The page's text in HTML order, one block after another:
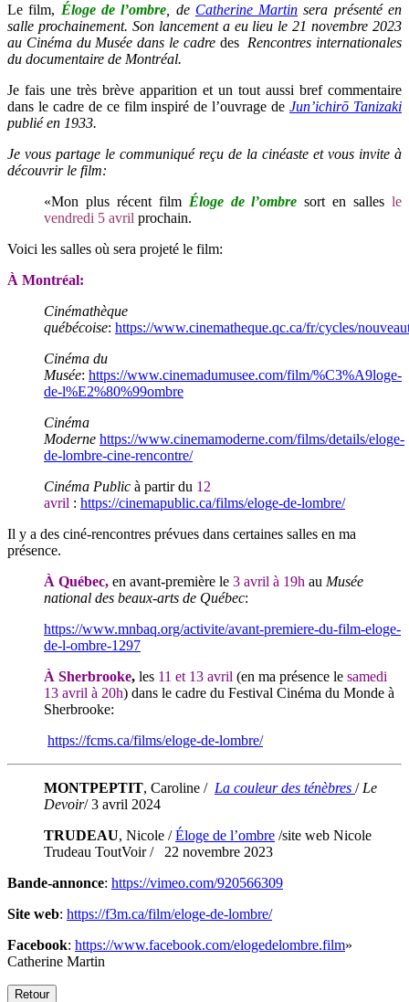
Le film, Éloge de l’ombre , de Catherine Martin sera présenté en
salle prochainement. Son lancement a eu lieu le 21 novembre 2023
au Cinéma du Musée dans le cadre des Rencontres internationales
du documentaire de Montréal.
Je fais une très brève apparition et un tout aussi bref commentaire
dans le cadre de ce film inspiré de l’ouvrage deJun’ichirō Tanizaki
publié en 1933.
Je vous partage le communiqué reçu de la cinéaste et vous invite à
découvrir le film:
«Mon plus récent film Éloge de l’ombre sort en sallesle
vendredi 5 avril prochain.
Voici les salles où sera projeté le film:
À Montréal:
Cinémathèque
québécoise: https://www.cinematheque.qc.ca/fr/cycles/
Cinéma du
Musée: https://www.cinemadumusee.com/film/%C3%A9loge-
de-l%E2%80%99ombre
Cinéma
Moderne https://www.cinemamoderne.com/films/details/eloge-
de-lombre-cine-rencontre/
Cinéma Public à partir du 12
avril : https://cinemapublic.ca/films/eloge-de-lombre/
Il y a des ciné-rencontres prévues dans certaines salles en ma
présence.
À Québec, en avant-première le 3 avril à 19h au Musée
national des beaux-arts de Québec:
https://www.mnbaq.org/activite/avant-premiere-du-film-eloge-
de-l-ombre-1297
À Sherbrooke, les 11 et 13 avril (en ma présence le samedi
13 avril à 20h) dans le cadre du Festival Cinéma du Monde à
Sherbrooke:
https://fcms.ca/films/eloge-de-lombre/
MONTPEPTIT, Caroline / La couleur des ténèbres / Le
Devoir/ 3 avril 2024
TRUDEAU, Nicole /Éloge de l’ombre /site web Nicole
Trudeau ToutVoir / 22 novembre 2023
Bande-annonce: https://vimeo.com/920566309
Site web: https://f3m.ca/film/eloge-de-lombre/
Facebook: https://www.facebook.com/elogedelombre.film»
Catherine Martin
Retour